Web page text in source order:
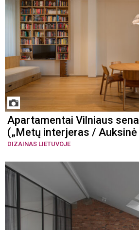
Apartamentai Vilniaus
(„Metų interjeras / Auksinė
DIZAINAS LIETUVOJE